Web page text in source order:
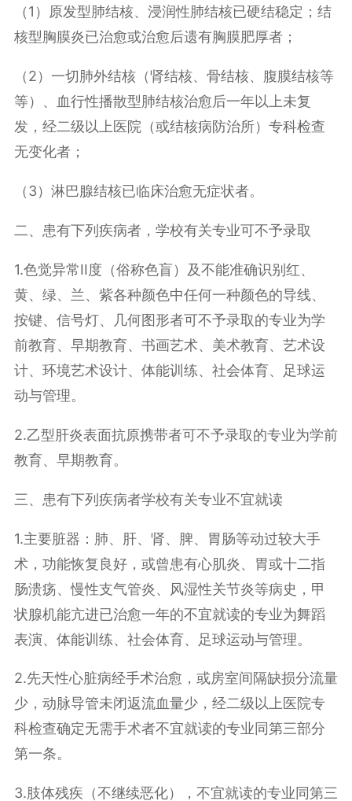
（1）原发型肺结核、浸润性肺结核已硬结稳定；结
核型胸膜炎已治愈或治愈后遗有胸膜肥厚者；
（2）一切肺外结核（肾结核、骨结核、腹膜结核等
等）、血行性播散型肺结核治愈后一年以上未复
发，经二级以上医院（或结核病防治所）专科检查
无变化者；
（3）淋巴腺结核已临床治愈无症状者。
二、患有下列疾病者，学校有关专业可不予录取
1.色觉异常II度（俗称色盲）及不能准确识别红、
黄、绿、兰、紫各种颜色中任何一种颜色的导线、
按键、信号灯、几何图形者可不予录取的专业为学
前教育、早期教育、书画艺术、美术教育、艺术设
计、环境艺术设计、体能训练、社会体育、足球运
动与管理。
2.乙型肝炎表面抗原携带者可不予录取的专业为学前
教育、早期教育。
三、患有下列疾病者学校有关专业不宜就读
1.主要脏器：肺、肝、肾、脾、胃肠等动过较大手
术，功能恢复良好，或曾患有心肌炎、胃或十二指
肠溃疡、慢性支气管炎、风湿性关节炎等病史，甲
状腺机能亢进已治愈一年的不宜就读的专业为舞蹈
表演、体能训练、社会体育、足球运动与管理。
2.先天性心脏病经手术治愈，或房室间隔缺损分流量
少，动脉导管未闭返流血量少，经二级以上医院专
科检查确定无需手术者不宜就读的专业同第三部分
第一条。
3.肢体残疾（不继续恶化），不宜就读的专业同第三